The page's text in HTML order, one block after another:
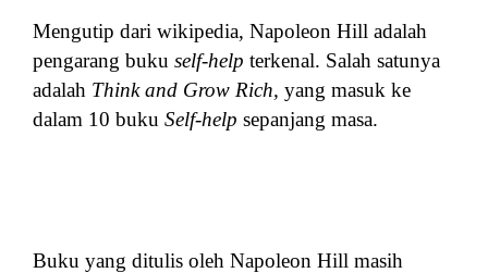
Mengutip dari wikipedia, Napoleon Hill adalah
pengarang buku self-help terkenal. Salah satunya
adalah Think and Grow Rich, yang masuk ke
dalam 10 buku Self-help sepanjang masa.
Buku yang ditulis oleh Napoleon Hill masih